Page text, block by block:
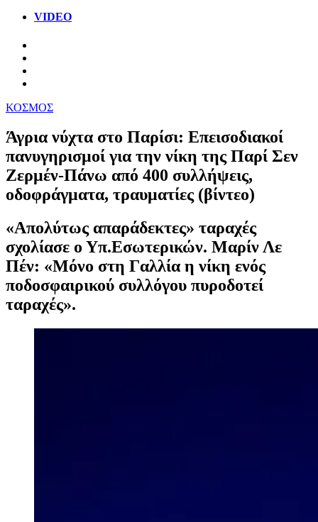
VIDEO
ΚΟΣΜΟΣ
Άγρια νύχτα στο Παρίσι: Επεισοδιακοί
πανυγηρισμοί για την νίκη της Παρί Σεν
Ζερμέν-Πάνω από 400 συλλήψεις,
οδοφράγματα, τραυματίες (βίντεο)
«Απολύτως απαράδεκτες» ταραχές
σχολίασε ο Υπ.Εσωτερικών. Μαρίν Λε
Πέν: «Μόνο στη Γαλλία η νίκη ενός
ποδοσφαιρικού συλλόγου πυροδοτεί
ταραχές».